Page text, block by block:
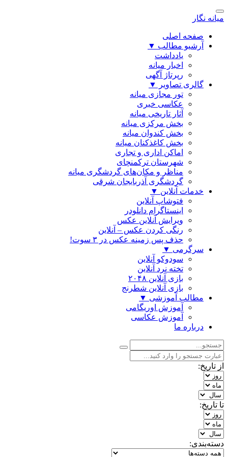
میانه نگار
صفحه اصلی
آرشیو مطالب ▼
یادداشت
اخبار میانه
رپرتاژ آگهی
گالری تصاویر
▼
تور مجازی میانه
عکاسی خبری
آثار تاریخی میانه
بخش مرکزی میانه
بخش کندوان میانه
بخش کاغذکنان میانه
اماکن اداری و تجاری
شهرستان ترکمنچای
مناظر و مکان‌های گردشگری میانه
گردشگری آذربایجان شرقی
خدمات آنلاین ▼
فتوشاپ آنلاین
اینستاگرام دانلودر
ویرایش آنلاین عکس
رنگی كردن عكس – آنلاین
حذف پس زمینه عکس در ۳ سوت!
سرگرمی ▼
سودوکو آنلاین
تخته نرد آنلاین
بازی آنلاین ۲۰۴۸
بازی آنلاین شطرنج
مطالب آموزشی ▼
آموزش اوریگامی
آموزش عکاسی
درباره ما
از تاریخ:
تا تاریخ:
دسته‌بندی: